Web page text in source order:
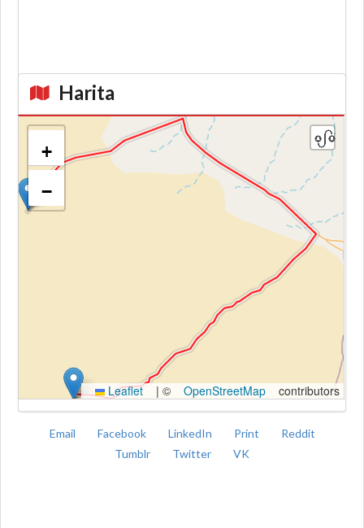
Harita
+
−
Leaflet | © OpenStreetMap contributors
Email Facebook LinkedIn Print
Reddit
Tumblr
Twitter VK